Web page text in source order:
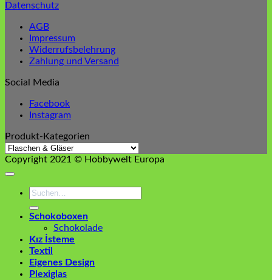
Datenschutz
AGB
Impressum
Widerrufsbelehrung
Zahlung und Versand
Social Media
Facebook
Instagram
Produkt-Kategorien
Copyright 2021 © Hobbywelt Europa
Suchen
Schokoboxen
Schokolade
Kız İsteme
Textil
Eigenes Design
Plexiglas